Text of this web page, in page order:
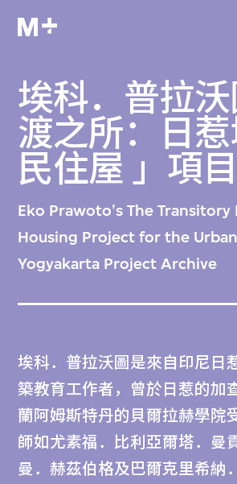
埃科．普拉
渡之所：日
民住屋 」項
Eko Prawoto's The Transitory
Housing Project for the
Yogyakarta Project Archive
埃科．普拉沃圖是來自印尼日
築教育工作者，曾於日惹的加
蘭阿姆斯特丹的貝爾拉赫學院
師如尤素福．比利亞爾塔．曼
曼．赫茲伯格及巴爾克里希納